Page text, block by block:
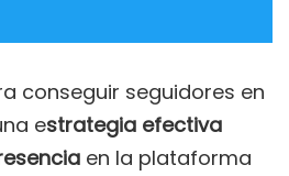
conseguir seguidores en
estrategia efectiva
en la plataforma